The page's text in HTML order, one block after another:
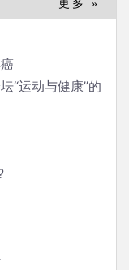
更多 »
“运动与健康”的